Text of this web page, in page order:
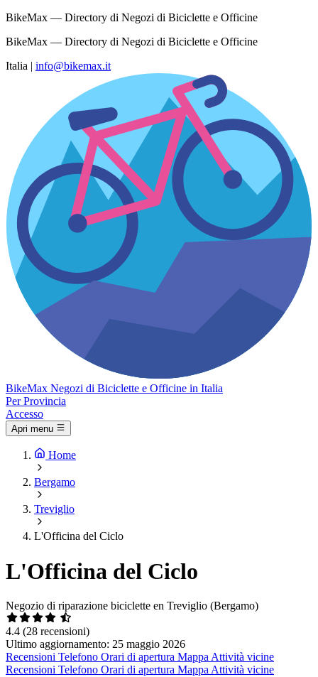
BikeMax — Directory di Negozi di Biciclette e Officine
BikeMax — Directory di Negozi di Biciclette e Officine
Italia | info@bikemax.it
BikeMax Negozi di Biciclette e Officine in Italia
Per Provincia
Accesso
Apri menu
Home
Bergamo
Treviglio
L'Officina del Ciclo
L'Officina del Ciclo
Negozio di riparazione biciclette en Treviglio (Bergamo)
4.4 (28 recensioni)
Ultimo aggiornamento: 25 maggio 2026
Recensioni Telefono Orari di apertura Mappa Attività vicine
Recensioni Telefono Orari di apertura Mappa Attività vicine